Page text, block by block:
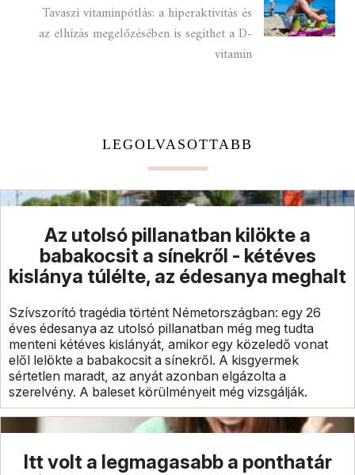
Tavaszi vitaminpótlás: a hiperaktivitás és
az elhízás megelőzésében is segíthet a D-
vitamin
LEGOLVASOTTABB
Az utolsó pillanatban kilökte a
babakocsit a sínekről - kétéves
kislánya túlélte, az édesanya meghalt
Szívszorító tragédia történt Németországban: egy 26
éves édesanya az utolsó pillanatban még meg tudta
menteni kétéves kislányát, amikor egy közeledő vonat
elől lelökte a babakocsit a sínekről. A kisgyermek
sértetlen maradt, az anyát azonban elgázolta a
szerelvény. A baleset körülményeit még vizsgálják.
Itt volt a legmagasabb a ponthatár